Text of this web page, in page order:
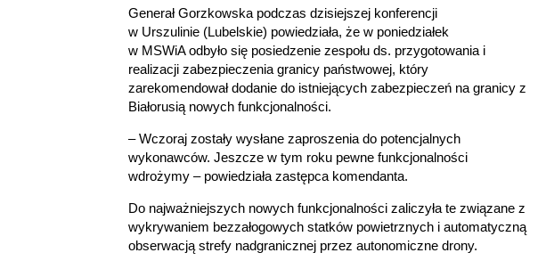
Generał Gorzkowska podczas dzisiejszej konferencji
w Urszulinie (Lubelskie) powiedziała, że w poniedziałek
w MSWiA odbyło się posiedzenie zespołu ds. przygotowania i
realizacji zabezpieczenia granicy państwowej, który
zarekomendował dodanie do istniejących zabezpieczeń na granicy z
Białorusią nowych funkcjonalności.
– Wczoraj zostały wysłane zaproszenia do potencjalnych
wykonawców. Jeszcze w tym roku pewne funkcjonalności
wdrożymy – powiedziała zastępca komendanta.
Do najważniejszych nowych funkcjonalności zaliczyła te związane z
wykrywaniem bezzałogowych statków powietrznych i automatyczną
obserwacją strefy nadgranicznej przez autonomiczne drony.